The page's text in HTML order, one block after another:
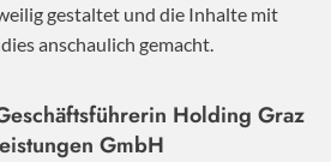
gestaltet und die Inhalte mit
anschaulich gemacht.
Holding Graz
GmbH